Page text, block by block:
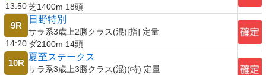
13:50 芝1400m 18頭
9R
14:20
日野特別
サラ系3歳上2勝クラス(混)[指] 定量
ダ2100m 14頭
10R
夏至ステークス
サラ系3歳上3勝クラス(混)(特) 定量